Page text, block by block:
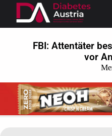
FBI: Attentäter
vor